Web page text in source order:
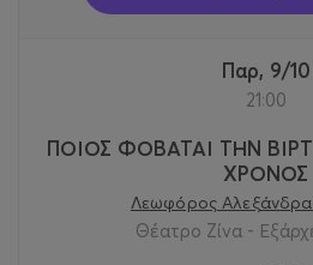
Παρ, 9/10
21:00
ΠΟΙΟΣ ΦΟΒΑΤΑΙ ΤΗΝ
ΧΡΟΝΟΣ
Λεωφόρος
Θέατρο Ζίνα -